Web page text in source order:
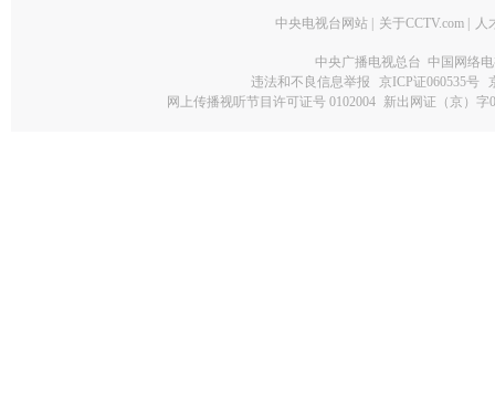
中央电视台网站 关于CCTV.com 人
中央广播电视总台 中国网络
违法和不良信息举报
京ICP证060535号
网上传播视听节目许可证号 0102004 新出网证（京）